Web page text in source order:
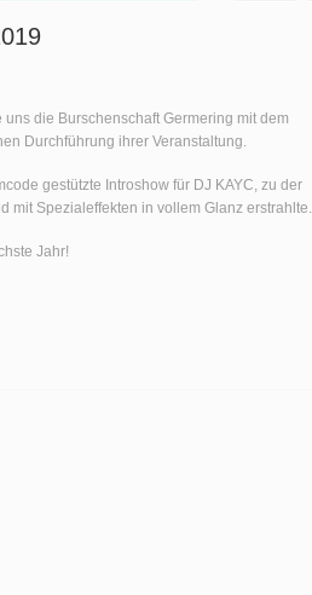
die Burschenschaft Germering mit dem
Durchführung ihrer Veranstaltung.
gestützte Introshow für DJ KAYC, zu der
mit Spezialeffekten in vollem Glanz erstrahlte.
Jahr!